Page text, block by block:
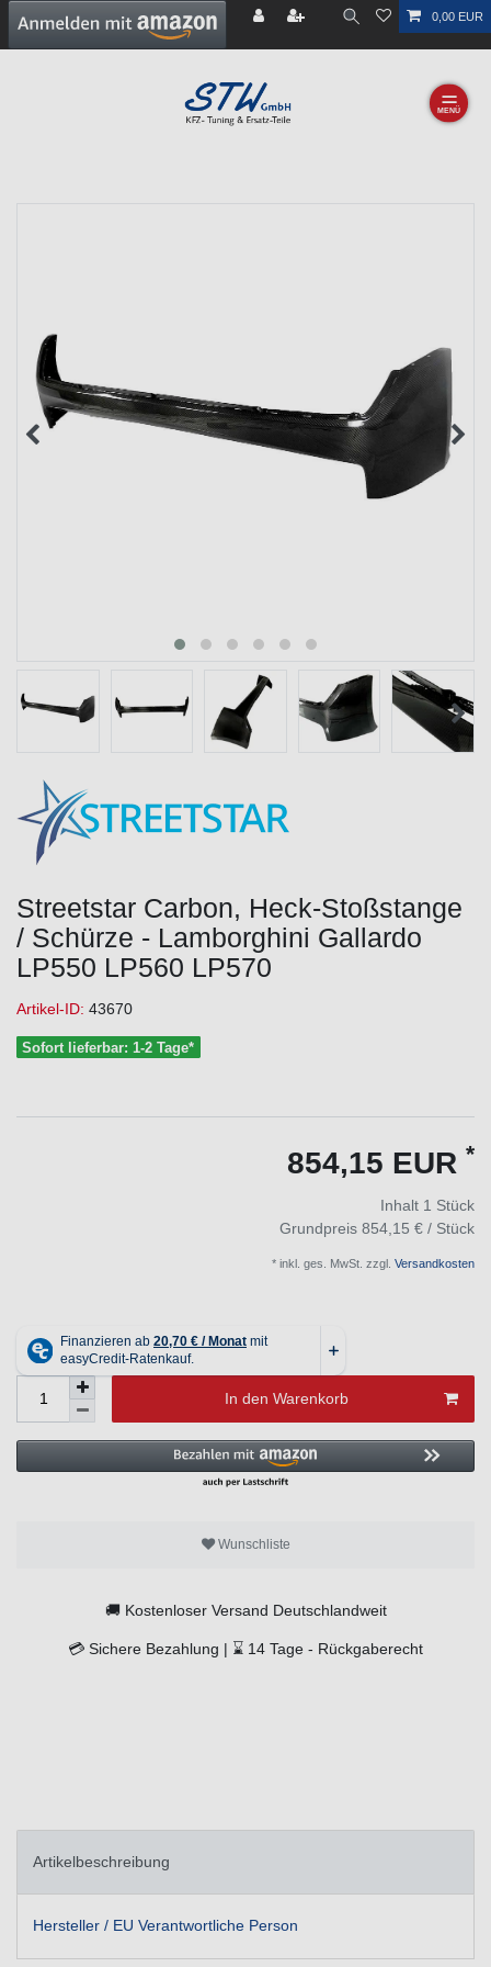
0,00 EUR
☰
Streetstar Carbon, Heck-Stoßstange
/ Schürze - Lamborghini Gallardo
LP550 LP560 LP570
Artikel-ID: 43670
Sofort lieferbar: 1-2 Tage*
854,15 EUR *
Inhalt 1 Stück
Grundpreis 854,15 € / Stück
* inkl. ges. MwSt. zzgl. Versandkosten
In den Warenkorb
Wunschliste
🚚 Kostenloser Versand Deutschlandweit
💳 Sichere Bezahlung | ⌛ 14 Tage - Rückgaberecht
Artikelbeschreibung
Hersteller / EU Verantwortliche Person